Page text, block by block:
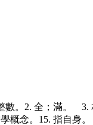
。 2. 全；滿。 3.
概念。 15. 指自身